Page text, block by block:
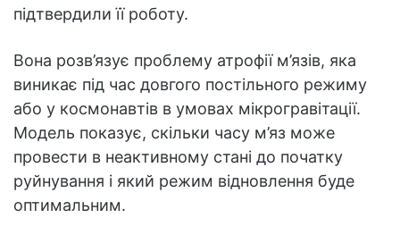
підтвердили її роботу.
Вона розв’язує проблему атрофії м’язів, яка
виникає під час довгого постільного режиму
або у космонавтів в умовах мікрогравітації.
Модель показує, скільки часу м’яз може
провести в неактивному стані до початку
руйнування і який режим відновлення буде
оптимальним.